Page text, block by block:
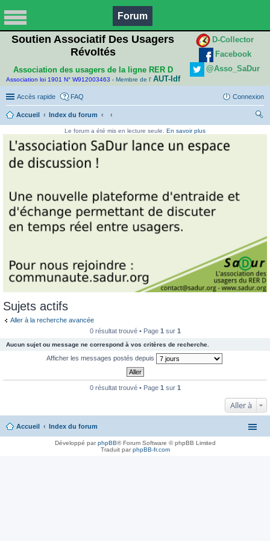
Forum
Soutien Associatif Des Usagers
Révoltés
Association des usagers de la ligne RER D
Association loi 1901 N° W912003463 - Membre de l' AUT-Idf
D-Collector
Facebook
@Asso_SaDur
Accès rapide FAQ Connexion
Accueil
Index du forum
Le forum a été mis en lecture seule. En savoir plus
Sujets actifs
Aller à la recherche avancée
0 résultat trouvé • Page 1 sur 1
Aucun sujet ou message ne correspond à vos critères de recherche.
Afficher les messages postés depuis
0 résultat trouvé • Page 1 sur 1
Aller à
Accueil Index du forum
Développé parphpBB® Forum Software © phpBB Limited
Traduit parphpBB-fr.com